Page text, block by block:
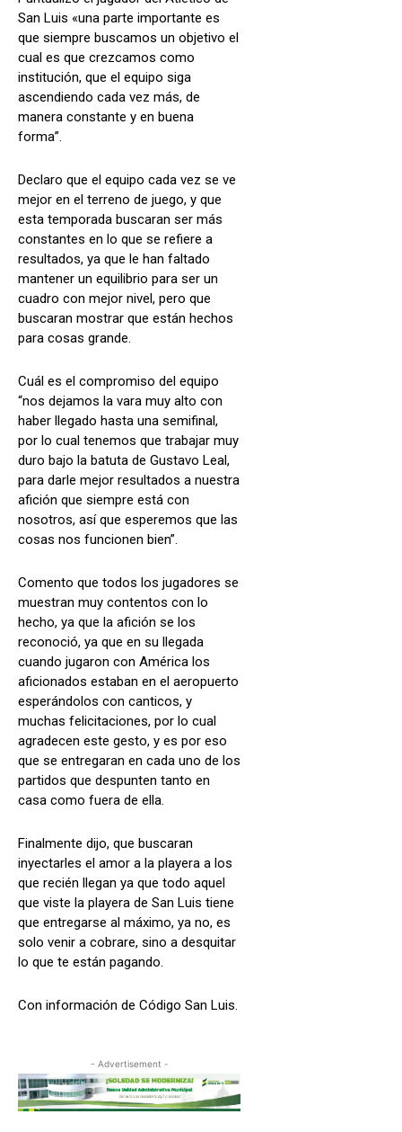
San Luis «una parte importante es
que siempre buscamos un objetivo el
cual es que crezcamos como
institución, que el equipo siga
ascendiendo cada vez más, de
manera constante y en buena
forma”.
Declaro que el equipo cada vez se ve
mejor en el terreno de juego, y que
esta temporada buscaran ser más
constantes en lo que se refiere a
resultados, ya que le han faltado
mantener un equilibrio para ser un
cuadro con mejor nivel, pero que
buscaran mostrar que están hechos
para cosas grande.
Cuál es el compromiso del equipo
“nos dejamos la vara muy alto con
haber llegado hasta una semifinal,
por lo cual tenemos que trabajar muy
duro bajo la batuta de Gustavo Leal,
para darle mejor resultados a nuestra
afición que siempre está con
nosotros, así que esperemos que las
cosas nos funcionen bien”.
Comento que todos los jugadores se
muestran muy contentos con lo
hecho, ya que la afición se los
reconoció, ya que en su llegada
cuando jugaron con América los
aficionados estaban en el aeropuerto
esperándolos con canticos, y
muchas felicitaciones, por lo cual
agradecen este gesto, y es por eso
que se entregaran en cada uno de los
partidos que despunten tanto en
casa como fuera de ella.
Finalmente dijo, que buscaran
inyectarles el amor a la playera a los
que recién llegan ya que todo aquel
que viste la playera de San Luis tiene
que entregarse al máximo, ya no, es
solo venir a cobrare, sino a desquitar
lo que te están pagando.
Con información de Código San Luis.
- Advertisement -